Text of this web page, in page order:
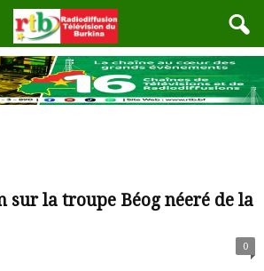
sur la troupe Béog néeré de la
0